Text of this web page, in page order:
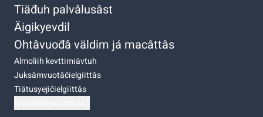
Tiäđuh palvâlusâst
Äigikyevdil
Ohtâvuođâ väldim já macâttâs
Almoliih kevttimiävtuh
Juksâmvuotâčielgiittâs
Tiätusyejičielgiittâs